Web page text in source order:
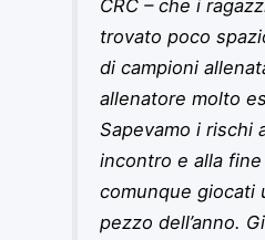
CRC – che i
trovato poco
di campioni
allenatore molto
Sapevamo i rischi
incontro e alla fine
comunque giocati
pezzo dell’anno.